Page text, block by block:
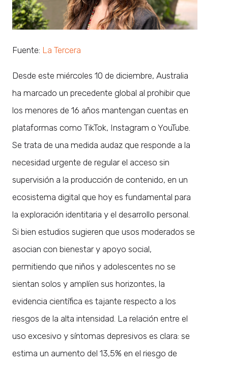
Fuente: La Tercera
Desde este miércoles 10 de diciembre, Australia
ha marcado un precedente global al prohibir que
los menores de 16 años mantengan cuentas en
plataformas como TikTok, Instagram o YouTube.
Se trata de una medida audaz que responde a la
necesidad urgente de regular el acceso sin
supervisión a la producción de contenido, en un
ecosistema digital que hoy es fundamental para
la exploración identitaria y el desarrollo personal.
Si bien estudios sugieren que usos moderados se
asocian con bienestar y apoyo social,
permitiendo que niños y adolescentes no se
sientan solos y amplíen sus horizontes, la
evidencia científica es tajante respecto a los
riesgos de la alta intensidad. La relación entre el
uso excesivo y síntomas depresivos es clara: se
estima un aumento del 13,5% en el riesgo de